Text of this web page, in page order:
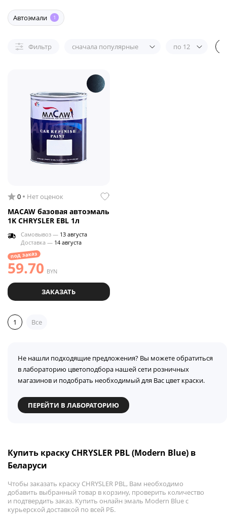
Автоэмали 1
Фильтр сначала популярные по 12
0 Нет оценок
MACAW базовая автоэмаль
1K CHRYSLER EBL 1л
Самовывоз — 13 августа
Доставка — 14 августа
под заказ
59.70 BYN
ЗАКАЗАТЬ
1 Все
Не нашли подходящие предложения? Вы можете обратиться
в лабораторию цветоподбора нашей сети розничных
магазинов и подобрать необходимый для Вас цвет краски.
ПЕРЕЙТИ В ЛАБОРАТОРИЮ
Купить краску CHRYSLER PBL (Modern Blue) в
Беларуси
Чтобы заказать краску CHRYSLER PBL, Вам необходимо
добавить выбранный товар в корзину, проверить количество
и подтвердить заказ. Купить онлайн эмаль Modern Blue с
курьерской доставкой по всей РБ.